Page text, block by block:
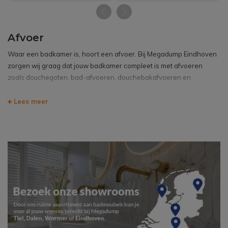
Afvoer
Waar een badkamer is, hoort een afvoer. Bij Megadump Eindhoven
zorgen wij graag dat jouw badkamer compleet is met afvoeren
zoals douchegoten bad-afvoeren douchebakafvoeren en
Met een douchegoot wordt het water goed afgevoerd en geef je
eens bij onze afvoerpluggen. Is jouw simpele afvoerputje in de
douchebak gewoon toe aan een nieuwe afvoer? Speciaal voor jou
hebben wij douchebakafvoeren.
Materiaal van je afvoer
Bij materialen kun je denken aan onder andere acryl, chroom, glas,
keramiek en messing. Afmetingen hebben wij tussen de 20 en 200
Lees meer